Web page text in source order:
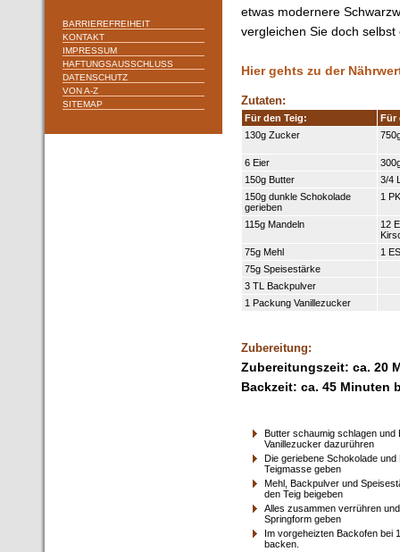
BARRIEREFREIHEIT
KONTAKT
IMPRESSUM
HAFTUNGSAUSSCHLUSS
DATENSCHUTZ
VON A-Z
SITEMAP
etwas modernere
vergleichen Sie doch
Hier gehts zu der
Zutaten:
Für den Teig:
Für
130g Zucker
6 Eier
150g Butter
3/4
150g dunkle Schokolade
gerieben
1
115g Mandeln
12
75g Mehl
1
75g Speisestärke
3 TL Backpulver
1 Packung Vanillezucker
Zubereitung:
Zubereitungszeit: ca. 20
Backzeit: ca. 45 Minuten
Butter schaumig schlagen und
Vanillezucker dazurühren
Die geriebene Schokolade und
Teigmasse geben
Mehl, Backpulver und
den Teig beigeben
Alles zusammen verrühren
Springform geben
Im vorgeheizten Backofen bei
backen.